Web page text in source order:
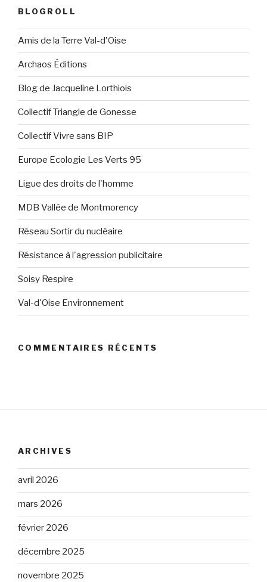
BLOGROLL
Amis de la Terre Val-d'Oise
Archaos Éditions
Blog de Jacqueline Lorthiois
Collectif Triangle de Gonesse
Collectif Vivre sans BIP
Europe Ecologie Les Verts 95
Ligue des droits de l'homme
MDB Vallée de Montmorency
Réseau Sortir du nucléaire
Résistance à l'agression publicitaire
Soisy Respire
Val-d'Oise Environnement
COMMENTAIRES RÉCENTS
ARCHIVES
avril 2026
mars 2026
février 2026
décembre 2025
novembre 2025